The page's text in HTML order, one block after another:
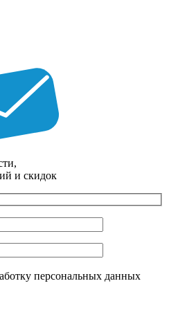
и скидок
персональных данных